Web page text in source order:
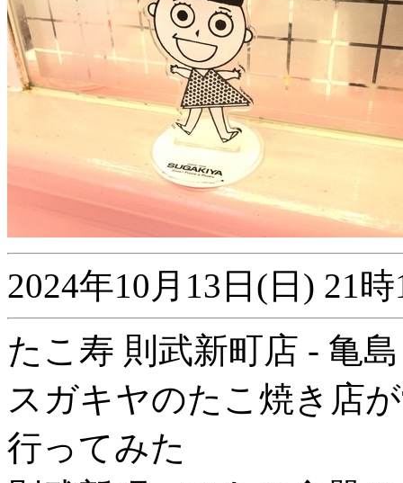
2024年10月13日(日) 21
たこ寿 則武新町店 - 亀島
スガキヤのたこ焼き店
行ってみた